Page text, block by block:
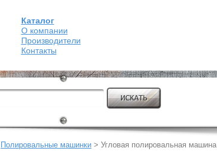
Каталог
О компании
Производители
Контакты
Полировальные машинки > Угловая полировальная машина